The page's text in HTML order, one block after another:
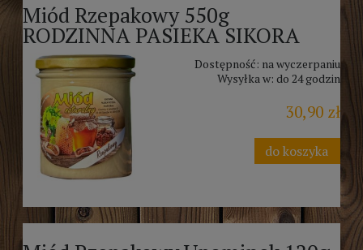
Miód Rzepakowy 550g
RODZINNA PASIEKA SIKORA
Dostępność: na wyczerpaniu
Wysyłka w: do 24 godzin
30,90 zł
do koszyka